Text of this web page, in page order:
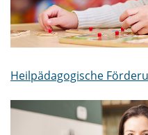
Heilpädagogische